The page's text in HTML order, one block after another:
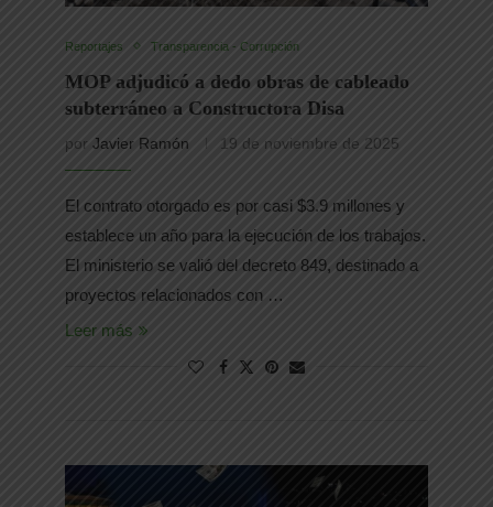
Reportajes Transparencia - Corrupción
MOP adjudicó a dedo obras de cableado
subterráneo a Constructora Disa
por Javier Ramón 19 de noviembre de 2025
El contrato otorgado es por casi $3.9 millones y
establece un año para la ejecución de los trabajos.
El ministerio se valió del decreto 849, destinado a
proyectos relacionados con …
Leer más